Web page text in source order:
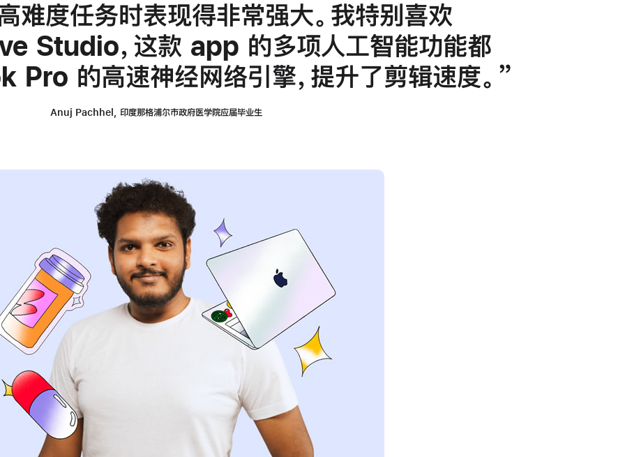
难度任务时表现得非常强大。我特别喜欢
Studio，这款 app 的多项人工智能功能都
的高速神经网络引擎，提升了剪辑速度。
Anuj Pachhel, 印度那格浦尔市政府医学院应届毕业生